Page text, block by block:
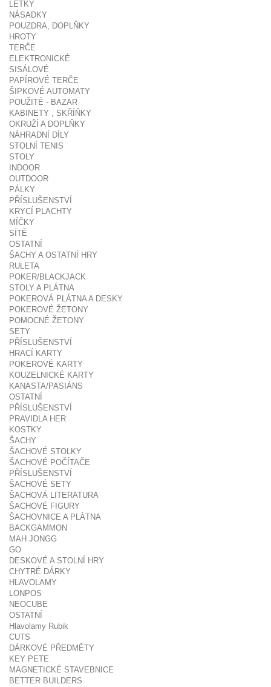
LETKY
NÁSADKY
POUZDRA, DOPLŇKY
HROTY
TERČE
ELEKTRONICKÉ
SISÁLOVÉ
PAPÍROVÉ TERČE
ŠIPKOVÉ AUTOMATY
POUŽITÉ - BAZAR
KABINETY , SKŘÍŇKY
OKRUŽÍ A DOPLŇKY
NÁHRADNÍ DÍLY
STOLNÍ TENIS
STOLY
INDOOR
OUTDOOR
PÁLKY
PŘÍSLUŠENSTVÍ
KRYCÍ PLACHTY
MÍČKY
SÍTĚ
OSTATNÍ
ŠACHY A OSTATNÍ HRY
RULETA
POKER/BLACKJACK
STOLY A PLÁTNA
POKEROVÁ PLÁTNA A DESKY
POKEROVÉ ŽETONY
POMOCNÉ ŽETONY
SETY
PŘÍSLUŠENSTVÍ
HRACÍ KARTY
POKEROVÉ KARTY
KOUZELNICKÉ KARTY
KANASTA/PASIÁNS
OSTATNÍ
PŘÍSLUŠENSTVÍ
PRAVIDLA HER
KOSTKY
ŠACHY
ŠACHOVÉ STOLKY
ŠACHOVÉ POČÍTAČE
PŘÍSLUŠENSTVÍ
ŠACHOVÉ SETY
ŠACHOVÁ LITERATURA
ŠACHOVÉ FIGURY
ŠACHOVNICE A PLÁTNA
BACKGAMMON
MAH JONGG
GO
DESKOVÉ A STOLNÍ HRY
CHYTRÉ DÁRKY
HLAVOLAMY
LONPOS
NEOCUBE
OSTATNÍ
Hlavolamy Rubik
CUTS
DÁRKOVÉ PŘEDMĚTY
KEY PETE
MAGNETICKÉ STAVEBNICE
BETTER BUILDERS